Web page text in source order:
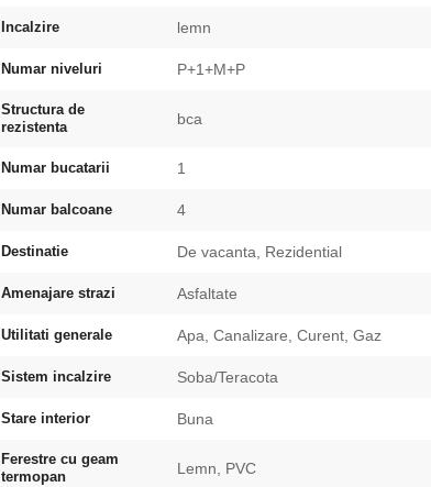
Incalzire lemn
Numar niveluri P+1+M+P
Structura de
rezistenta
bca
Numar bucatarii 1
Numar balcoane 4
Destinatie De vacanta, Rezidential
Amenajare strazi Asfaltate
Utilitati generale Apa, Canalizare, Curent, Gaz
Sistem incalzire Soba/Teracota
Stare interior Buna
Ferestre cu geam
termopan
Lemn, PVC